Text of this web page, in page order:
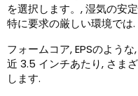
を選択します。, 湿気の安
特に要求の厳しい環境では.
フォームコア, EPSのよう
近 3.5 インチあたり, さま
します.